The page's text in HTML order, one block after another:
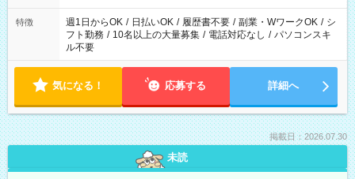
ください！
特徴 週1日からOK / 日払いOK / 履歴書不要 / 副業・WワークOK / シ
フト勤務 / 10名以上の大量募集 / 電話対応なし / パソコンスキ
ル不要
気になる！ 応募する 詳細へ
掲載日：2026.07.30
未読